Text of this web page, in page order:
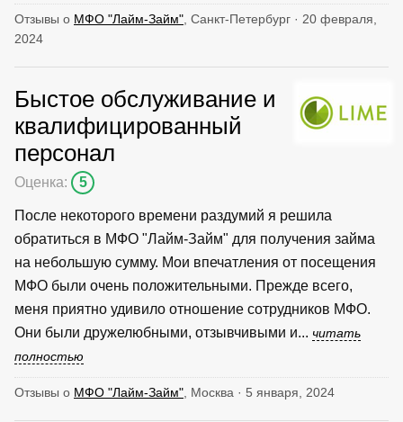
Отзывы о МФО "Лайм-Займ" , Санкт-Петербург · 20 февраля,
2024
Быстое обслуживание и
квалифицированный
персонал
Оценка: 5
После некоторого времени раздумий я решила
обратиться в МФО "Лайм-Займ" для получения займа
на небольшую сумму. Мои впечатления от посещения
МФО были очень положительными. Прежде всего,
меня приятно удивило отношение сотрудников МФО.
Они были дружелюбными, отзывчивыми и... читать
полностью
Отзывы о МФО "Лайм-Займ" , Москва · 5 января, 2024